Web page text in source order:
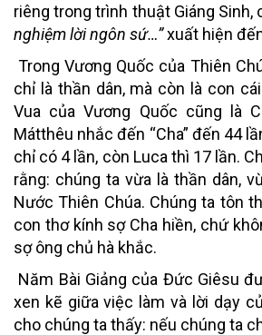
riêng trong trình thuật Giáng Sinh,
nghiệm lời ngôn sứ…”xuất hiện
Trong Vương Quốc của Thiên
chỉ là thần dân, mà còn là con
Vua của Vương Quốc cũng là
Mátthêu nhắc đến “Cha” đến 44
chỉ có 4 lần, còn Luca thì 17 lần.
rằng: chúng ta vừa là thần dân,
Nước Thiên Chúa. Chúng ta tôn
con thơ kính sợ Cha hiền, chứ
sợ ông chủ hà khắc.
Năm Bài Giảng của Đức Giêsu
xen kẽ giữa việc làm và lời dạy
cho chúng ta thấy: nếu chúng ta